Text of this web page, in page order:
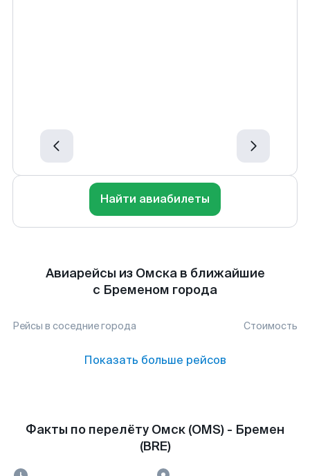
Найти авиабилеты
Авиарейсы из Омска в ближайшие
с Бременом города
Рейсы в соседние города Стоимость
Показать больше рейсов
Факты по перелёту Омск (OMS) - Бремен
(BRE)